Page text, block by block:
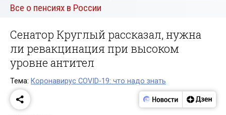
Все о пенсиях в России
Сенатор Круглый рассказал, нужна
ли ревакцинация при высоком
уровне антител
Тема: Коронавирус COVID-19: что надо знать